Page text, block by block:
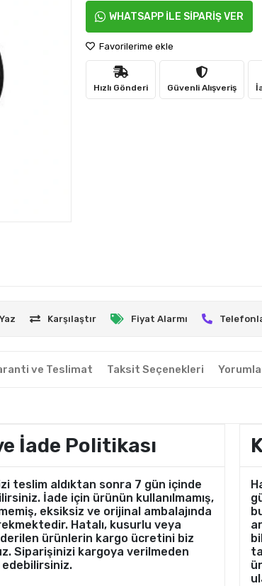
WHATSAPP İLE SİPARİŞ VER
Favorilerime ekle
Hızlı Gönderi Güvenli Alışveriş
Karşılaştır Fiyat Alarmı
ve Teslimat Taksit Seçenekleri
İade Politikası
teslim aldıktan sonra 7 gün içinde
İade için ürünün kullanılmamış,
eksiksiz ve orijinal ambalajında
Hatalı, kusurlu veya
ürünlerin kargo ücretini biz
Siparişinizi kargoya verilmeden